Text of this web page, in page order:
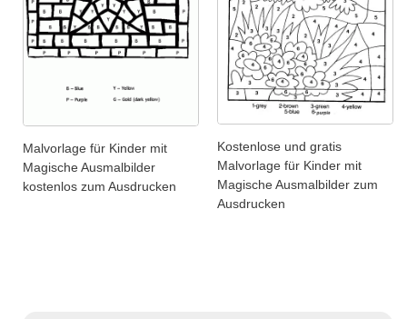
Malvorlage für Kinder mit
Magische Ausmalbilder
kostenlos zum Ausdrucken
Kostenlose und gratis
Malvorlage für Kinder mit
Magische Ausmalbilder zum
Ausdrucken